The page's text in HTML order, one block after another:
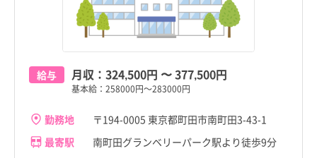
給与 月収： 324,500円 〜377,500円
基本給：258000円～283000円
勤務地
〒194-0005 東京都町田市南町田3-43-1
最寄駅
南町田グランベリーパーク駅より徒歩9分